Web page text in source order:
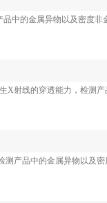
中的金属异物以及密度非
X射线的穿透能力，检测
产品中的金属异物以及